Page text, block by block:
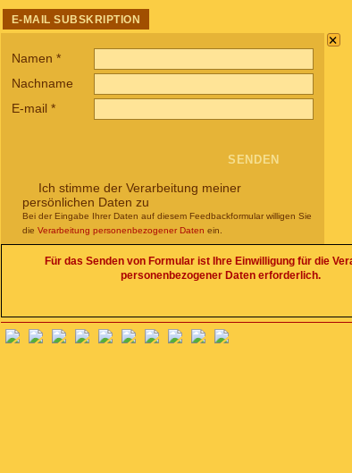
E-MAIL SUBSKRIPTION
×
Namen *
Nachname
E-mail *
Ich stimme der Verarbeitung meiner
persönlichen Daten zu
Bei der Eingabe Ihrer Daten auf diesem Feedbackformular willigen Sie
die Verarbeitung personenbezogener Daten ein.
Für das Senden von Formular ist Ihre Einwilligung für die
personenbezogener Daten erforderlich.